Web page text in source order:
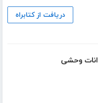
دریافت از کتابراه